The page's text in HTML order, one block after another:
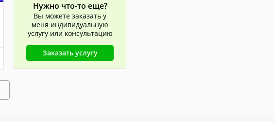
Нужно что-то еще?
Вы можете заказать у
меня индивидуальную
услугу или консультацию
Заказать услугу